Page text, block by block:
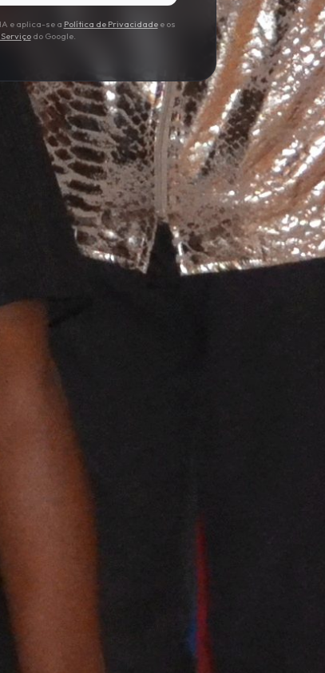
e aplica-se a Política de Privacidadee os
do Google.